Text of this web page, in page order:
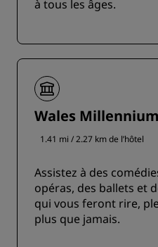
à tous les âges.
Wales
1.41 mi / 2.27 km de l’hôtel
Assistez à des
opéras, des ballets et
qui vous feront rire,
plus que jamais.